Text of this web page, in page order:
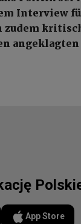
Interview
zudem
App Store